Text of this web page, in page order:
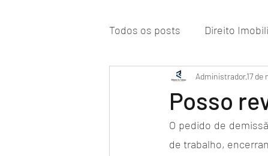
Todos os posts Direito
Direito Previdenciário
Direito Tributário
Posso
Administrador17 de
O pedido de
de trabalho,